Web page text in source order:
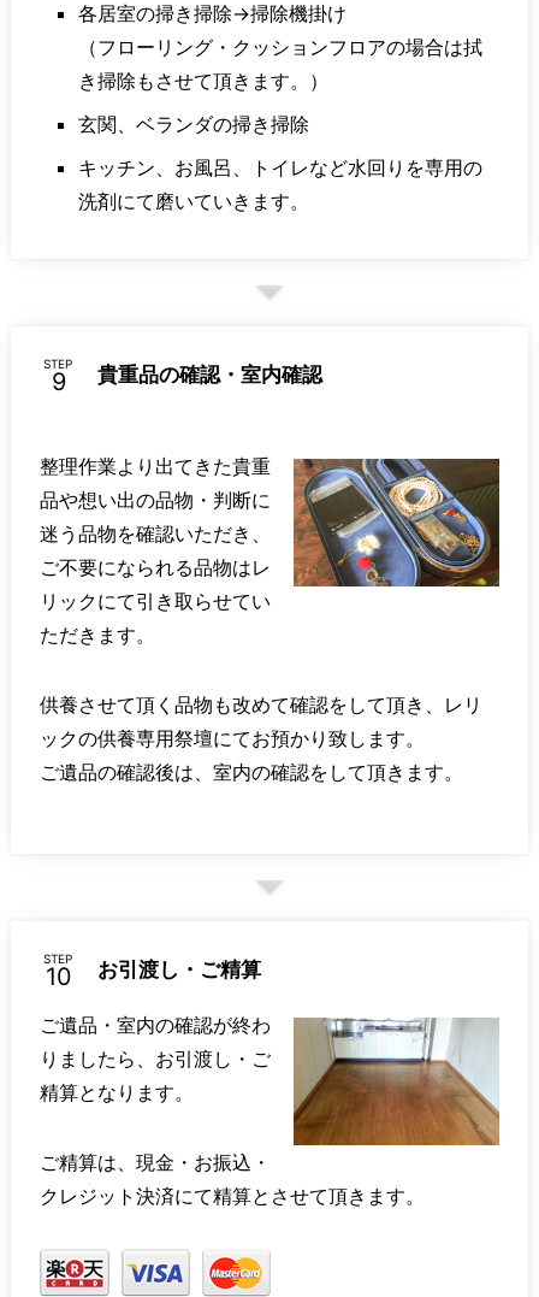
各居室の掃き掃除→掃除機掛け
（フローリング・クッションフロアの場合は拭
き掃除もさせて頂きます。）
玄関、ベランダの掃き掃除
キッチン、お風呂、トイレなど水回りを専用の
洗剤にて磨いていきます。
STEP 貴重品の確認・室内確認
整理作業より出てきた貴重
品や想い出の品物・判断に
迷う品物を確認いただき、
ご不要になられる品物はレ
リックにて引き取らせてい
ただきます。
供養させて頂く品物も改めて確認をして頂き、レリ
ックの供養専用祭壇にてお預かり致します。
ご遺品の確認後は、室内の確認をして頂きます。
STEP お引渡し・ご精算
ご遺品・室内の確認が終わ
りましたら、お引渡し・ご
精算となります。
ご精算は、現金・お振込・
クレジット決済にて精算とさせて頂きます。